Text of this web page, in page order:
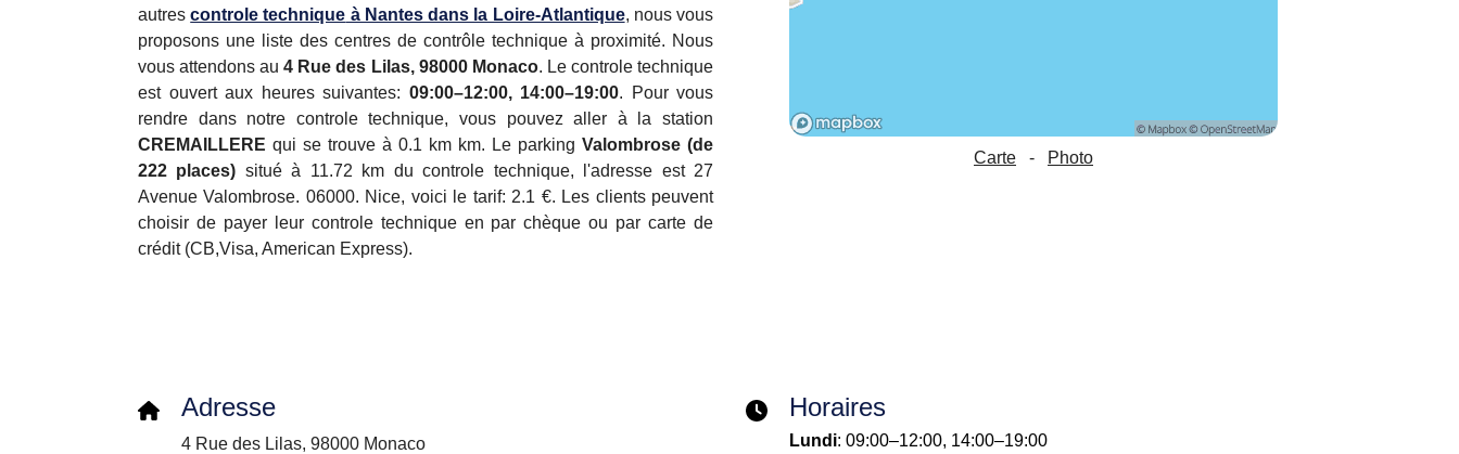
autrescontrole technique à Nantes dans la Loire-Atlantique, nous vous
proposons une liste des centres de contrôle technique à proximité. Nous
vous attendons au4 Rue des Lilas, 98000 Monaco. Le controle technique
est ouvert aux heures suivantes: 09:00–12:00, 14:00–19:00. Pour vous
rendre dans notre controle technique, vous pouvez aller à la station
CREMAILLERE qui se trouve à 0.1 km km. Le parking Valombrose (de
222 places) situé à 11.72 km du controle technique, l'adresse est 27
Avenue Valombrose. 06000. Nice, voici le tarif: 2.1 €. Les clients peuvent
choisir de payer leur controle technique en par chèque ou par carte de
crédit (CB,Visa, American Express).
Carte - Photo
Adresse
4 Rue des Lilas, 98000 Monaco
Horaires
Lundi: 09:00–12:00, 14:00–19:00